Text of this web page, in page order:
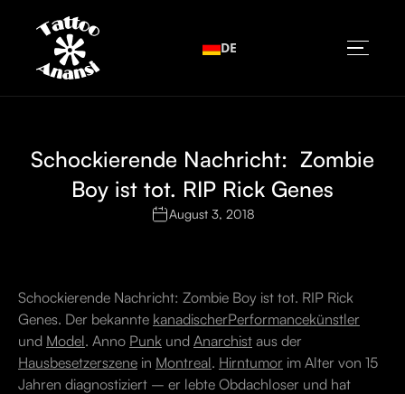
DE
Schockierende Nachricht: Zombie
Boy ist tot. RIP Rick Genes
August 3, 2018
Schockierende Nachricht: Zombie Boy ist tot. RIP Rick
Genes. Der bekannte kanadischerPerformancekünstler
und Model. Anno Punk und Anarchist aus der
Hausbesetzerszene in Montreal. Hirntumor im Alter von 15
Jahren diagnostiziert – er lebte Obdachloser und hat